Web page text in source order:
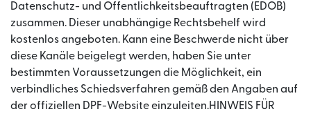
Datenschutz- und Öffentlichkeitsbeauftragten (EDÖB)
zusammen. Dieser unabhängige Rechtsbehelf wird
kostenlos angeboten. Kann eine Beschwerde nicht über
diese Kanäle beigelegt werden, haben Sie unter
bestimmten Voraussetzungen die Möglichkeit, ein
verbindliches Schiedsverfahren gemäß den Angaben auf
der offiziellen DPF-Website einzuleiten.HINWEIS FÜR